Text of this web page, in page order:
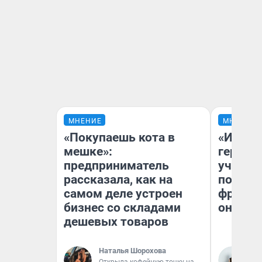
МНЕНИЕ
«Покупаешь кота в
мешке»:
предприниматель
рассказала, как на
самом деле устроен
бизнес со складами
дешевых товаров
Наталья Шорохова
МНЕНИЕ
герои
учит
она